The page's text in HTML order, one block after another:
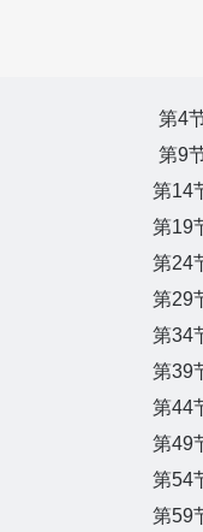
第4
第9
第14
第19
第24
第29
第34
第39
第44
第49
第54
第59